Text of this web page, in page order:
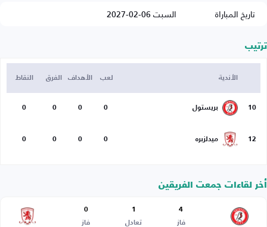
تاريخ المباراة
السبت 06-02-2027
ترتيب
الأندية لعب الأهداف الفرق النقاط
10 بريستول 0
0
0
0
12 ميدلزبره 0
0
0
0
أخر لقاءات جمعت الفريقين
4
فاز
1
تعادل
0
فاز